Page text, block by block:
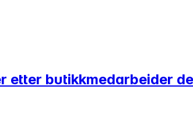
etter butikkmedarbeider